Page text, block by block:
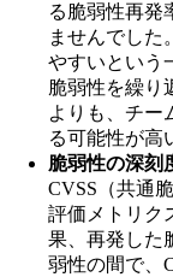
る脆弱性再発
ませんでした
やすいという
脆弱性を繰り
よりも、チー
る可能性が高
脆弱性の深刻
CVSS（共通
評価メトリク
果、再発した
弱性の間で、